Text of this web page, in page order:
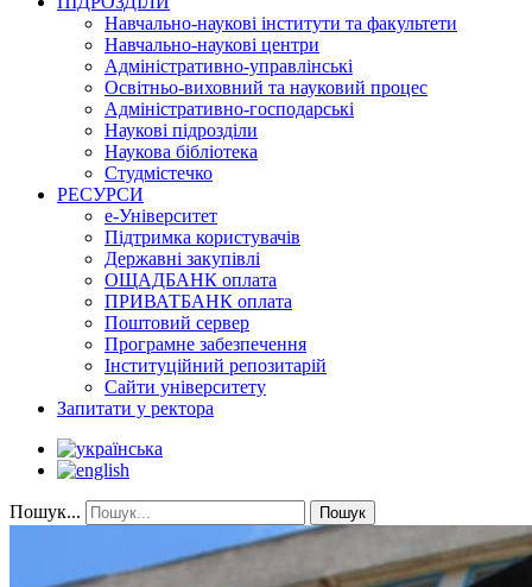
Навчально-наукові інститути та факультети
Навчально-наукові центри
Адміністративно-управлінські
Освітньо-виховний та науковий процес
Адміністративно-господарські
Наукові підрозділи
Наукова бібліотека
Студмістечко
РЕСУРСИ
е-Університет
Підтримка користувачів
Державні закупівлі
ОЩАДБАНК оплата
ПРИВАТБАНК оплата
Поштовий сервер
Програмне забезпечення
Інституційний репозитарій
Сайти університету
Запитати у ректора
Пошук... Пошук